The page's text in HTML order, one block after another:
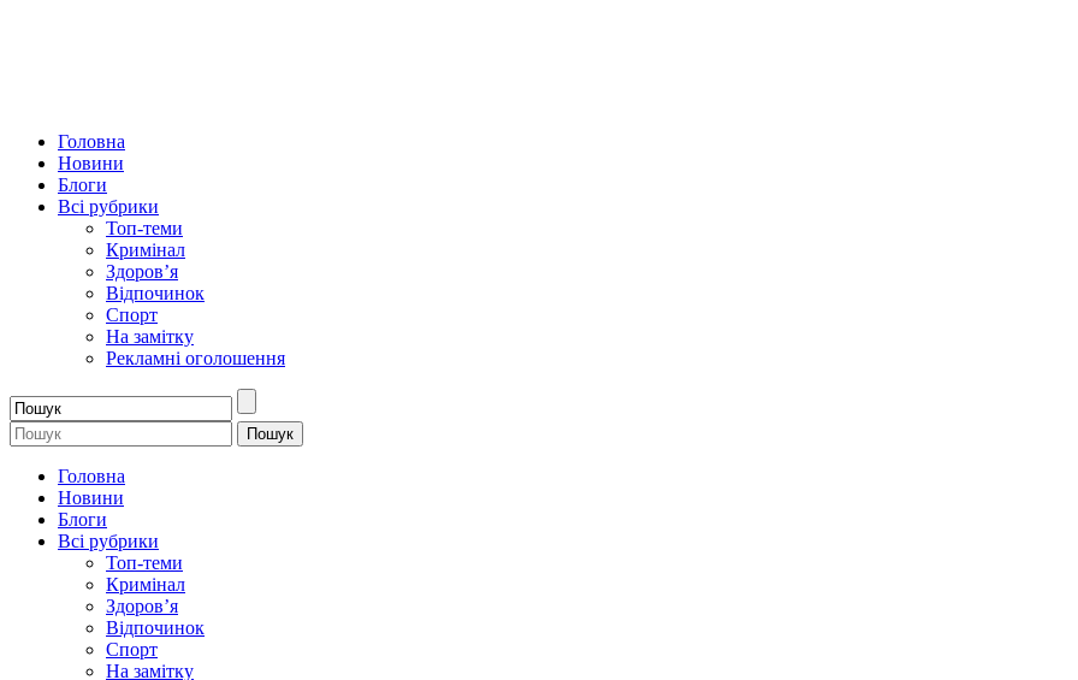
Головна
Новини
Блоги
Всі рубрики
Топ-теми
Кримінал
Здоров’я
Відпочинок
Спорт
На замітку
Рекламні оголошення
Головна
Новини
Блоги
Всі рубрики
Топ-теми
Кримінал
Здоров’я
Відпочинок
Спорт
На замітку